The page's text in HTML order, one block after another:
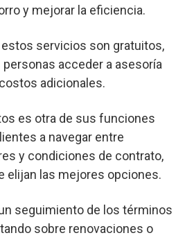
y mejorar la eficiencia.
servicios son gratuitos,
personas acceder a asesoría
adicionales.
es otra de sus funciones
a navegar entre
y condiciones de contrato,
elijan las mejores opciones.
seguimiento de los términos
sobre renovaciones o